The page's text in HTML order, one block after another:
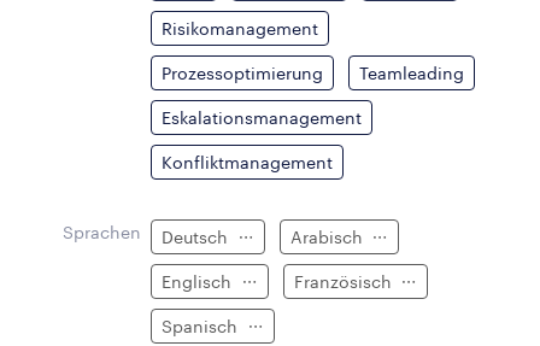
Risikomanagement
Prozessoptimierung Teamleading
Eskalationsmanagement
Konfliktmanagement
Sprachen Deutsch Arabisch
Englisch Französisch
Spanisch